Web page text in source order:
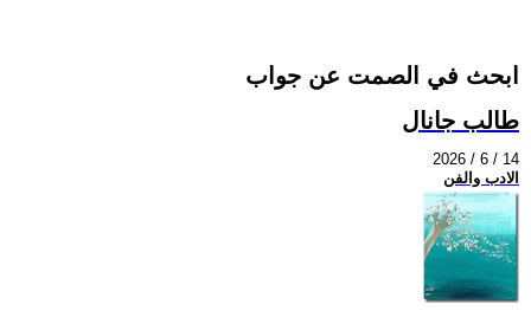
ابحث في الصمت عن جواب
طالب جانال
2026 / 6 / 14
الادب والفن